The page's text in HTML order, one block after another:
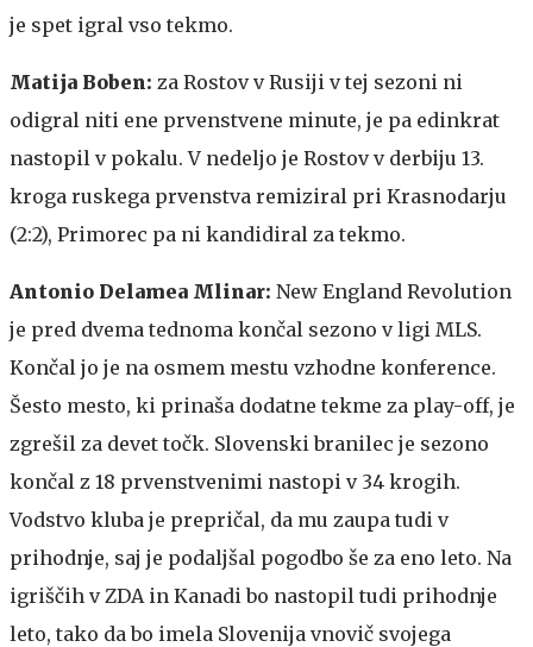
je spet igral vso tekmo.
Matija Boben: za Rostov v Rusiji v tej sezoni ni
odigral niti ene prvenstvene minute, je pa edinkrat
nastopil v pokalu. V nedeljo je Rostov v derbiju 13.
kroga ruskega prvenstva remiziral pri Krasnodarju
(2:2), Primorec pa ni kandidiral za tekmo.
Antonio Delamea Mlinar: New England Revolution
je pred dvema tednoma končal sezono v ligi MLS.
Končal jo je na osmem mestu vzhodne konference.
Šesto mesto, ki prinaša dodatne tekme za play-off, je
zgrešil za devet točk. Slovenski branilec je sezono
končal z 18 prvenstvenimi nastopi v 34 krogih.
Vodstvo kluba je prepričal, da mu zaupa tudi v
prihodnje, saj je podaljšal pogodbo še za eno leto. Na
igriščih v ZDA in Kanadi bo nastopil tudi prihodnje
leto, tako da bo imela Slovenija vnovič svojega